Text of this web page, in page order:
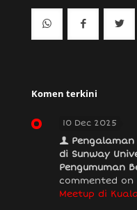
Komen terkini
10 Dec 2025
di Sunway
Pengumuman
commented on
Meetup di